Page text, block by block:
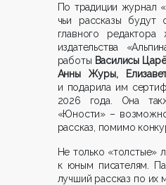
По традиции журнал
чьи рассказы будут
главного
издательства
работы Василисы
Анны Журы,
и подарила им
2026 года. Она
«Юности» –
рассказ, помимо
Не только «толстые»
к юным писателям.
лучший рассказ по их